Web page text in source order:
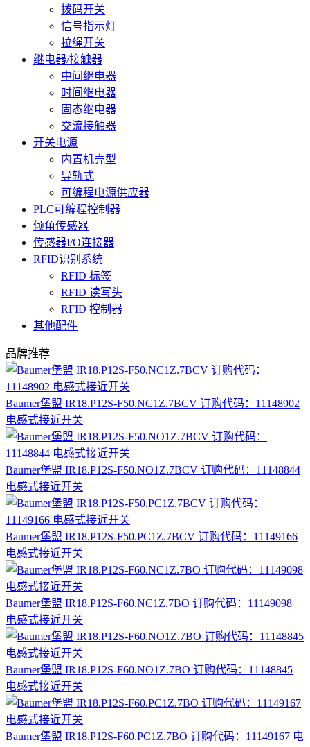
拨码开关
信号指示灯
拉绳开关
继电器/接触器
中间继电器
时间继电器
固态继电器
交流接触器
开关电源
内置机壳型
导轨式
可编程电源供应器
PLC可编程控制器
倾角传感器
传感器I/O连接器
RFID识别系统
RFID 标签
RFID 读写头
RFID 控制器
其他配件
品牌推荐
Baumer堡盟 IR18.P12S-F50.NC1Z.7BCV 订购代码：11148902
电感式接近开关
Baumer堡盟 IR18.P12S-F50.NO1Z.7BCV 订购代码：11148844
电感式接近开关
Baumer堡盟 IR18.P12S-F50.PC1Z.7BCV 订购代码：11149166
电感式接近开关
Baumer堡盟 IR18.P12S-F60.NC1Z.7BO 订购代码：11149098
电感式接近开关
Baumer堡盟 IR18.P12S-F60.NO1Z.7BO 订购代码：11148845
电感式接近开关
Baumer堡盟 IR18.P12S-F60.PC1Z.7BO 订购代码：11149167 电